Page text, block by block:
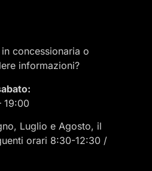
concessionaria o
informazioni?
19:00
Luglio e Agosto, il
orari 8:30-12:30 /